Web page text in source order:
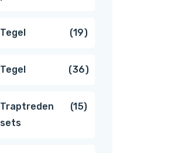
Tegel 1919
producten
Tegel 3636
producten
Traptreden
sets
1515